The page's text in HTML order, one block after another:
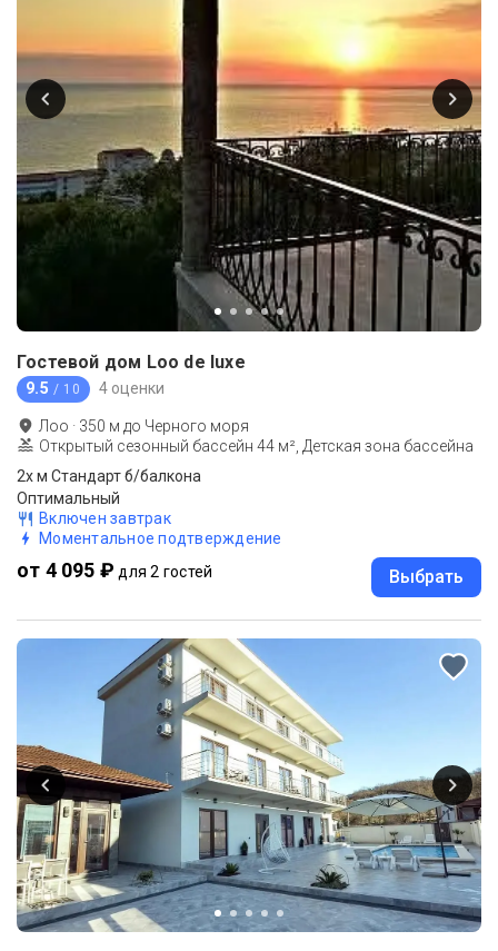
Гостевой дом Loo de luxe
9.5 / 10 4 оценки
Лоо · 350 м до Черного моря
Открытый сезонный бассейн 44 м², Детская зона бассейна
2х м Стандарт б/балкона
Оптимальный
Включен завтрак
Моментальное подтверждение
от 4 095 ₽ для 2 гостей Выбрать